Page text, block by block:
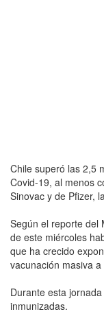
Chile superó las 2,5
Covid-19, al menos
Sinovac y de Pfizer,
Según el reporte del
de este miércoles
que ha crecido
vacunación masiva
Durante esta
inmunizadas.